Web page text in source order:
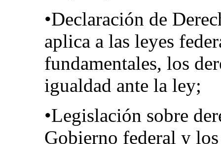
•Declaración de
aplica a las leyes
fundamentales, los
igualdad ante la ley;
•Legislación sobre
Gobierno federal y